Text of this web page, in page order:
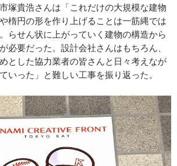
塚貴浩さんは「これだけの大規模な建物
楕円の形を作り上げることは一筋縄では
らせん状に上がっていく建物の構造から
必要だった。設計会社さんはもちろん、
とした協力業者の皆さんと日々考えなが
いった」と難しい工事を振り返った。